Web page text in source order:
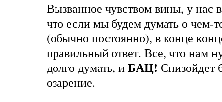
Вызванное чувством вины, у нас
что если мы будем думать о чем-
(обычно постоянно), в конце
правильный ответ. Все, что нам
долго думать, иБАЦ! Снизойдет
озарение.